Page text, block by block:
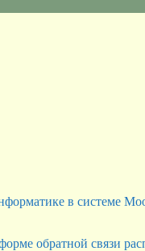
в системе
обратной связи